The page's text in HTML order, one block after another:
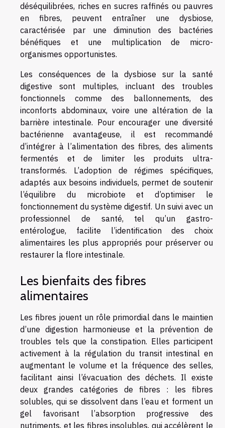
déséquilibrées, riches en sucres raffinés ou pauvres
en fibres, peuvent entraîner une dysbiose,
caractérisée par une diminution des bactéries
bénéfiques et une multiplication de micro-
organismes opportunistes.
Les conséquences de la dysbiose sur la santé
digestive sont multiples, incluant des troubles
fonctionnels comme des ballonnements, des
inconforts abdominaux, voire une altération de la
barrière intestinale. Pour encourager une diversité
bactérienne avantageuse, il est recommandé
d’intégrer à l’alimentation des fibres, des aliments
fermentés et de limiter les produits ultra-
transformés. L’adoption de régimes spécifiques,
adaptés aux besoins individuels, permet de soutenir
l’équilibre du microbiote et d’optimiser le
fonctionnement du système digestif. Un suivi avec un
professionnel de santé, tel qu’un gastro-
entérologue, facilite l’identification des choix
alimentaires les plus appropriés pour préserver ou
restaurer la flore intestinale.
Les bienfaits des fibres
alimentaires
Les fibres jouent un rôle primordial dans le maintien
d’une digestion harmonieuse et la prévention de
troubles tels que la constipation. Elles participent
activement à la régulation du transit intestinal en
augmentant le volume et la fréquence des selles,
facilitant ainsi l’évacuation des déchets. Il existe
deux grandes catégories de fibres : les fibres
solubles, qui se dissolvent dans l’eau et forment un
gel favorisant l’absorption progressive des
nutriments, et les fibres insolubles, qui accélèrent le